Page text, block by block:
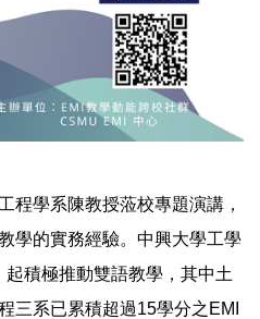
程學系陳教授蒞校專題演講，
學的實務經驗。中興大學工學
積極推動雙語教學，其中土
三系已累積超過15學分之EMI